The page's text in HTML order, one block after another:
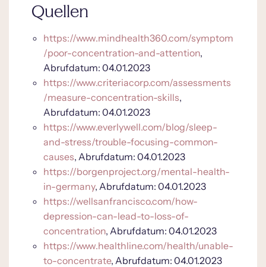
Quellen
https://www.mindhealth360.com/symptom
/poor-concentration-and-attention,
Abrufdatum: 04.01.2023
https://www.criteriacorp.com/assessments
/measure-concentration-skills,
Abrufdatum: 04.01.2023
https://www.everlywell.com/blog/sleep-
and-stress/trouble-focusing-common-
causes, Abrufdatum: 04.01.2023
https://borgenproject.org/mental-health-
in-germany, Abrufdatum: 04.01.2023
https://wellsanfrancisco.com/how-
depression-can-lead-to-loss-of-
concentration, Abrufdatum: 04.01.2023
https://www.healthline.com/health/unable-
to-concentrate, Abrufdatum: 04.01.2023